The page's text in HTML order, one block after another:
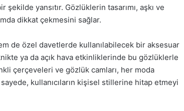
yansıtır. Gözlüklerin tasarımı, aşkı ve
dikkat çekmesini sağlar.
de özel davetlerde kullanılabilecek bir aksesuar
ya da açık hava etkinliklerinde bu gözlüklerle
çerçeveleri ve gözlük camları, her moda
kullanıcıların kişisel stillerine hitap etmeyi